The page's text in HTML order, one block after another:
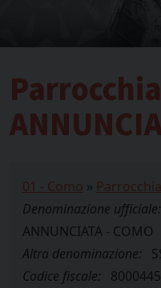
01 - Como »
Denominazione ufficiale:
ANNUNCIATA - COMO
Altra denominazione:
Codice fiscale: